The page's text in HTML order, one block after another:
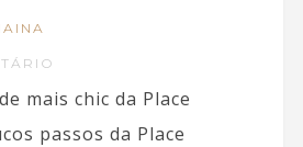
mais chic da Place
passos da Place